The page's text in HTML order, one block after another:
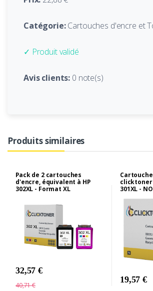
Catégorie:Cartouches d'encre et
✓ Produit validé
Avis clients: 0 note(s)
Produits similaires
Pack de 2 cartouches
d'encre, équivalent à HP
302XL - Format XL
32,57 €
40,71 €
clicktoner
301XL -
19,57 €